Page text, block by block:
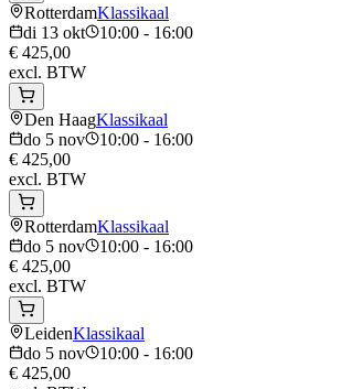
RotterdamKlassikaal
di 13 okt
10:00 - 16:00
€ 425,00
excl. BTW
Den HaagKlassikaal
do 5 nov
10:00 - 16:00
€ 425,00
excl. BTW
RotterdamKlassikaal
do 5 nov
10:00 - 16:00
€ 425,00
excl. BTW
LeidenKlassikaal
do 5 nov
10:00 - 16:00
€ 425,00